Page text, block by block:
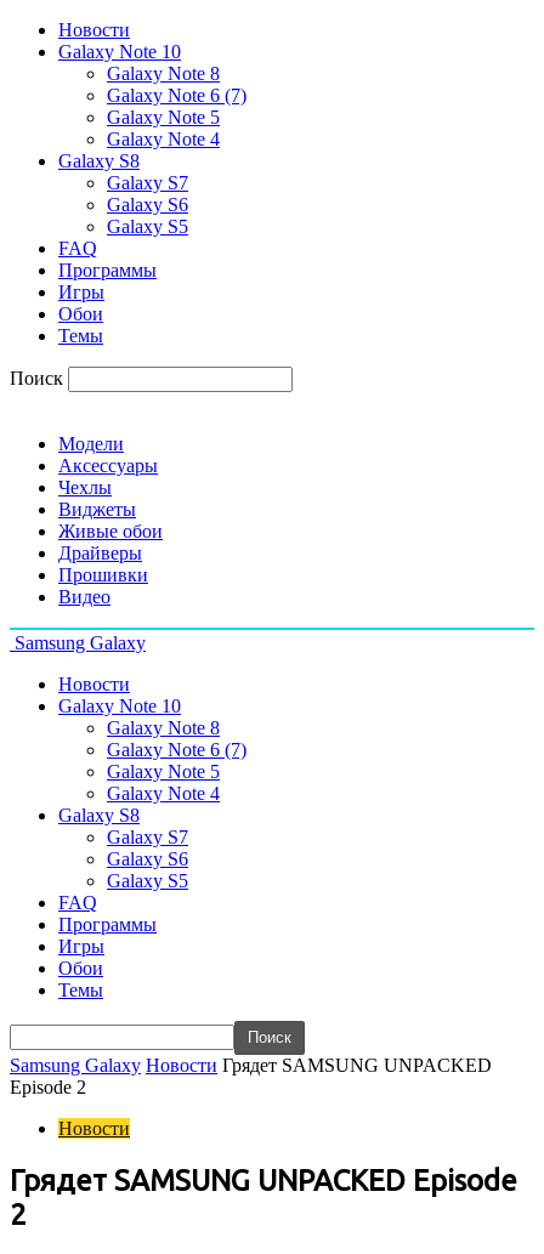
Новости
Galaxy Note 10
Galaxy Note 8
Galaxy Note 6 (7)
Galaxy Note 5
Galaxy Note 4
Galaxy S8
Galaxy S7
Galaxy S6
Galaxy S5
FAQ
Программы
Игры
Обои
Темы
Поиск
Модели
Аксессуары
Чехлы
Виджеты
Живые обои
Драйверы
Прошивки
Видео
Samsung Galaxy
Новости
Galaxy Note 10
Galaxy Note 8
Galaxy Note 6 (7)
Galaxy Note 5
Galaxy Note 4
Galaxy S8
Galaxy S7
Galaxy S6
Galaxy S5
FAQ
Программы
Игры
Обои
Темы
Samsung Galaxy Новости Грядет SAMSUNG UNPACKED
Episode 2
Новости
Грядет SAMSUNG UNPACKED Episode
2